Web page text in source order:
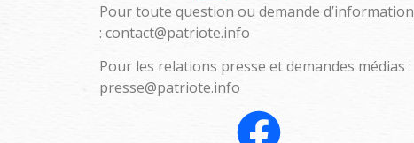
Pour toute question ou demande d’information
: contact@patriote.info
Pour les relations presse et demandes médias :
presse@patriote.info